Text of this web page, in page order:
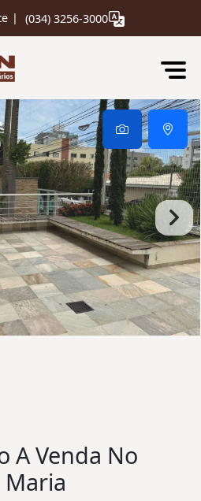
| (034) 3256-3000
A Venda No